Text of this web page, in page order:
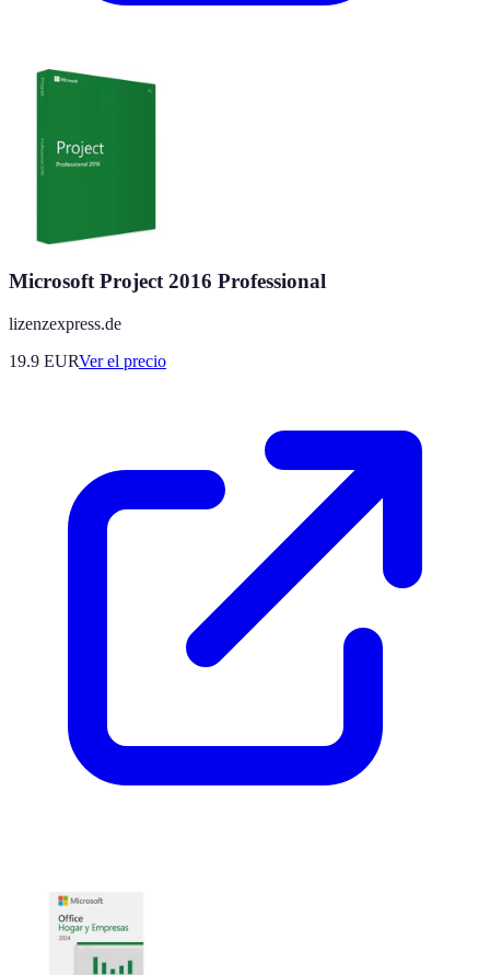
Microsoft Project 2016 Professional
lizenzexpress.de
19.9 EURVer el precio